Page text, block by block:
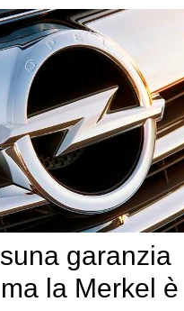
garanzia
la Merkel è